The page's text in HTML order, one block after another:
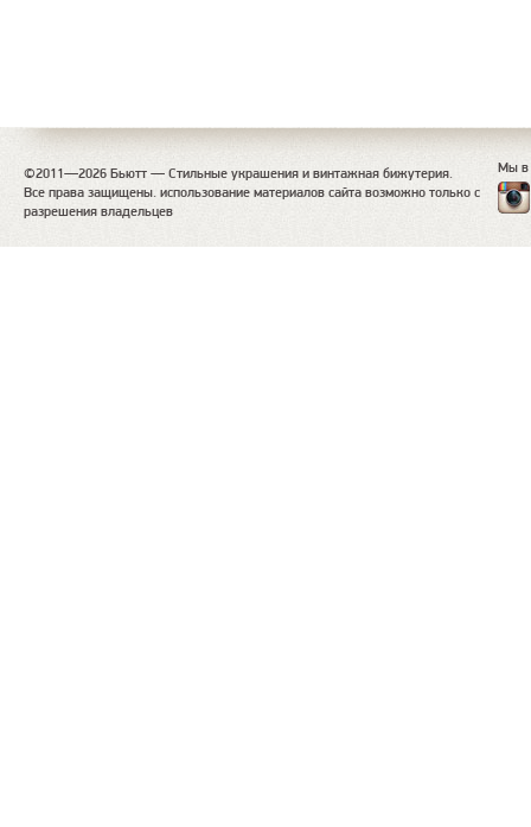
©2011—2026 Бьютт — Стильные украшения и винтажная бижутерия.
Все права защищены. использование материалов сайта возможно только с
разрешения владельцев
Мы в